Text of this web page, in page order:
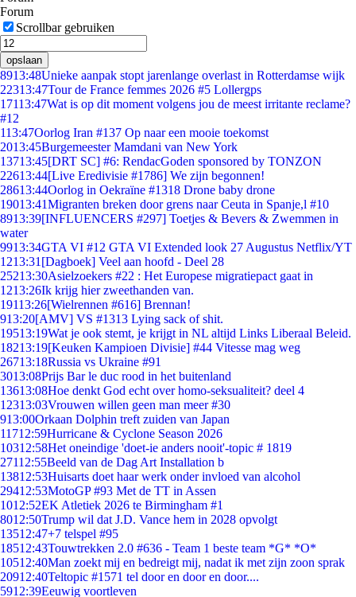
Forum
Scrollbar gebruiken
opslaan
8913:48Unieke aanpak stopt jarenlange overlast in Rotterdamse wijk
22313:47Tour de France femmes 2026 #5 Lollergps
17113:47Wat is op dit moment volgens jou de meest irritante reclame?
#12
113:47Oorlog Iran #137 Op naar een mooie toekomst
2013:45Burgemeester Mamdani van New York
13713:45[DRT SC] #6: RendacGoden sponsored by TONZON
22613:44[Live Eredivisie #1786] We zijn begonnen!
28613:44Oorlog in Oekraïne #1318 Drone baby drone
19013:41Migranten breken door grens naar Ceuta in Spanje,l #10
8913:39[INFLUENCERS #297] Toetjes & Bevers & Zwemmen in
water
9913:34GTA VI #12 GTA VI Extended look 27 Augustus Netflix/YT
1213:31 [Dagboek] Veel aan hoofd - Deel 28
25213:30Asielzoekers #22 : Het Europese migratiepact gaat in
1213:26Ik krijg hier zweethanden van.
19113:26[Wielrennen #616] Brennan!
913:20[AMV] VS #1313 Lying sack of shit.
19513:19Wat je ook stemt, je krijgt in NL altijd Links Liberaal Beleid.
18213:19[Keuken Kampioen Divisie] #44 Vitesse mag weg
26713:18Russia vs Ukraine #91
3013:08Prijs Bar le duc rood in het buitenland
13613:08Hoe denkt God echt over homo-seksualiteit? deel 4
12313:03Vrouwen willen geen man meer #30
913:00Orkaan Dolphin treft zuiden van Japan
11712:59Hurricane & Cyclone Season 2026
10312:58Het oneindige 'doet-ie anders nooit'-topic # 1819
27112:55Beeld van de Dag Art Installation b
13812:53Huisarts doet haar werk onder invloed van alcohol
29412:53MotoGP #93 Met de TT in Assen
1012:52EK Atletiek 2026 te Birmingham #1
8012:50Trump wil dat J.D. Vance hem in 2028 opvolgt
13512:47+7 telspel #95
18512:43Touwtrekken 2.0 #636 - Team 1 beste team *G* *O*
10512:40Man zoekt mij en bedreigt mij, nadat ik met zijn zoon sprak
20912:40Teltopic #1571 tel door en door en door....
5912:39Eeuwig voortleven